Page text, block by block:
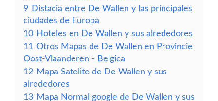
9 Distacia entre De Wallen y las principales
ciudades de Europa
10 Hoteles en De Wallen y sus alrededores
11 Otros Mapas de De Wallen en Provincie
Oost-Vlaanderen - Belgica
12 Mapa Satelite de De Wallen y sus
alrededores
13 Mapa Normal google de De Wallen y sus